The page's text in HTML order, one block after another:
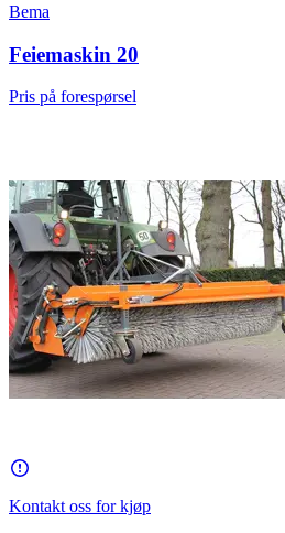
Bema
Feiemaskin 20
Pris på forespørsel
Kontakt oss for kjøp